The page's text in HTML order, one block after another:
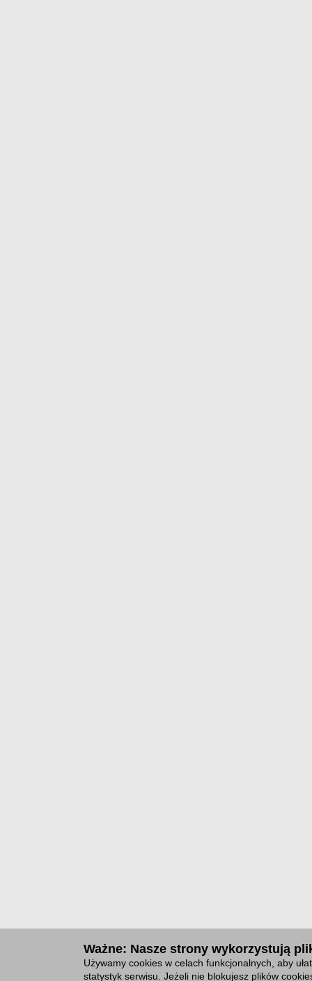
Ważne: Nasze strony wykorzystują
Używamy cookies w celach funkcjonalnych, aby
statystyk serwisu. Jeżeli nie blokujesz plików